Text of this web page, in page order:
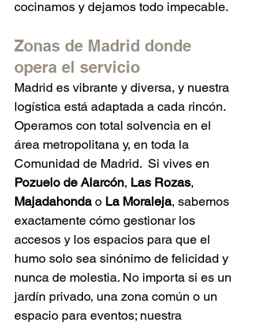
cocinamos y dejamos todo impecable.
Zonas de Madrid donde
opera el servicio
Madrid es vibrante y diversa, y nuestra
logística está adaptada a cada rincón.
Operamos con total solvencia en el
área metropolitana y, en toda la
Comunidad de Madrid.  Si vives en
Pozuelo de Alarcón, Las Rozas,
Majadahonda o La Moraleja, sabemos
exactamente cómo gestionar los
accesos y los espacios para que el
humo solo sea sinónimo de felicidad y
nunca de molestia. No importa si es un
jardín privado, una zona común o un
espacio para eventos; nuestra